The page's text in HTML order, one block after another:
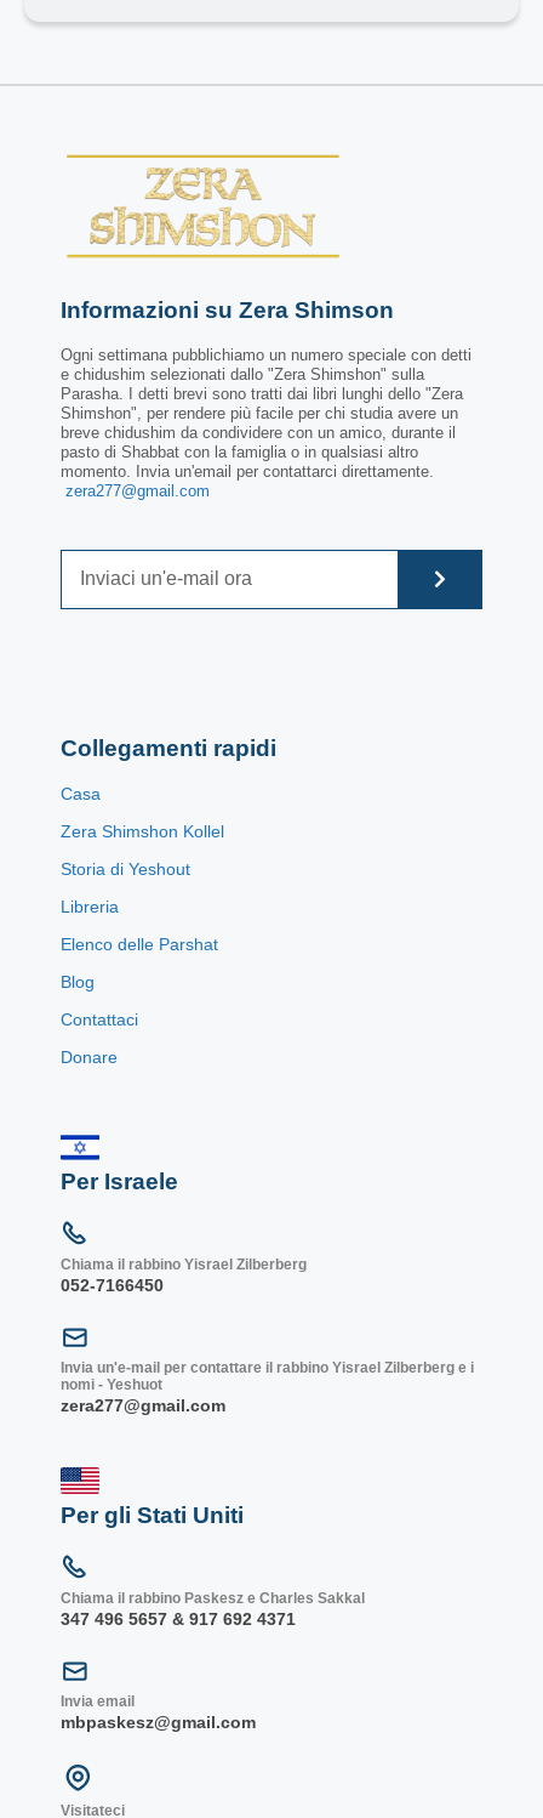
Informazioni su Zera Shimson
Ogni settimana pubblichiamo un numero speciale con detti
e chidushim selezionati dallo "Zera Shimshon" sulla
Parasha. I detti brevi sono tratti dai libri lunghi dello "Zera
Shimshon", per rendere più facile per chi studia avere un
breve chidushim da condividere con un amico, durante il
pasto di Shabbat con la famiglia o in qualsiasi altro
momento. Invia un'email per contattarci direttamente.
zera277@gmail.com
Collegamenti rapidi
Casa
Zera Shimshon Kollel
Storia di Yeshout
Libreria
Elenco delle Parshat
Blog
Contattaci
Donare
Per Israele
Chiama il rabbino Yisrael Zilberberg
052-7166450
Invia un'e-mail per contattare il rabbino Yisrael Zilberberg e i
nomi - Yeshuot
zera277@gmail.com
Per gli Stati Uniti
Chiama il rabbino Paskesz e Charles Sakkal
347 496 5657 & 917 692 4371
Invia email
mbpaskesz@gmail.com
Visitateci